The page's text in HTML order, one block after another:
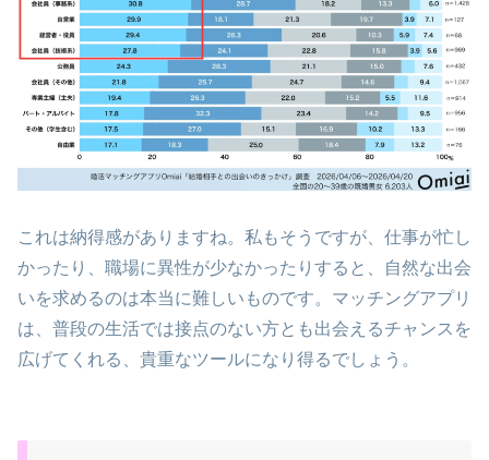
これは納得感がありますね。私もそうですが、仕事が忙し
かったり、職場に異性が少なかったりすると、自然な出会
いを求めるのは本当に難しいものです。マッチングアプリ
は、普段の生活では接点のない方とも出会えるチャンスを
広げてくれる、貴重なツールになり得るでしょう。